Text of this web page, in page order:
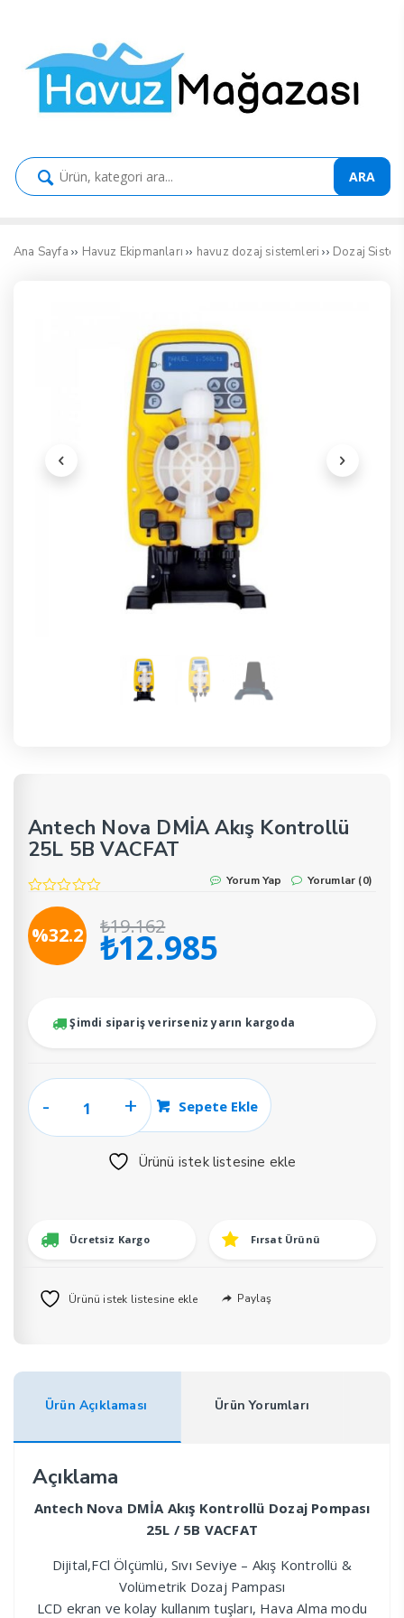
ARA
Ana Sayfa ›› Havuz Ekipmanları ›› havuz dozaj sistemleri ›› Dozaj
Antech Nova DMİA Akış Kontrollü
25L 5B VACFAT
Yorum Yap Yorumlar (0)
₺19.162
Orijinal
fiyat:
₺12.985
₺12.985.
%32.2
Şimdi sipariş verirseniz yarın kargoda
Antech
5B
VACFAT
Sepete Ekle
Ürünü istek listesine ekle
Ücretsiz Kargo Fırsat Ürünü
Ürünü istek listesine ekle Paylaş
Ürün Açıklaması Ürün Yorumları
Açıklama
Antech Nova DMİA Akış Kontrollü Dozaj Pompası
25L / 5B VACFAT
Dijital,FCl Ölçümlü, Sıvı Seviye – Akış Kontrollü &
Volümetrik Dozaj Pampası
LCD ekran ve kolay kullanım tuşları, Hava Alma modu